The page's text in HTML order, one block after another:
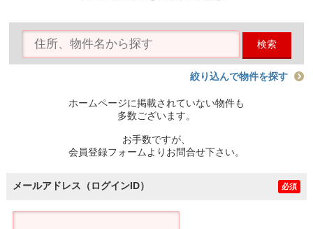
物件を探す
購入TOP
条件から探す
住宅ローン控除シミュレータ
検索
絞り込んで物件を探す
ホームページに掲載されていない物件も
多数ございます。
お手数ですが、
会員登録フォームよりお問合せ下さい。
メールアドレス（ログインID） 必須